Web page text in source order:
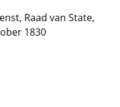
Raad van State,
1830